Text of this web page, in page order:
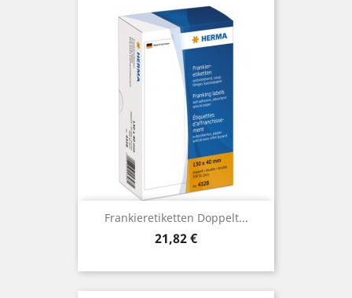
Frankieretiketten Doppelt...
Preis
21,82 €